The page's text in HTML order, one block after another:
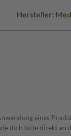
Hersteller:
eines
dich bitte direkt an